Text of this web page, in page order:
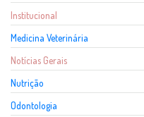
Institucional
Medicina Veterinária
Notícias Gerais
Nutrição
Odontologia